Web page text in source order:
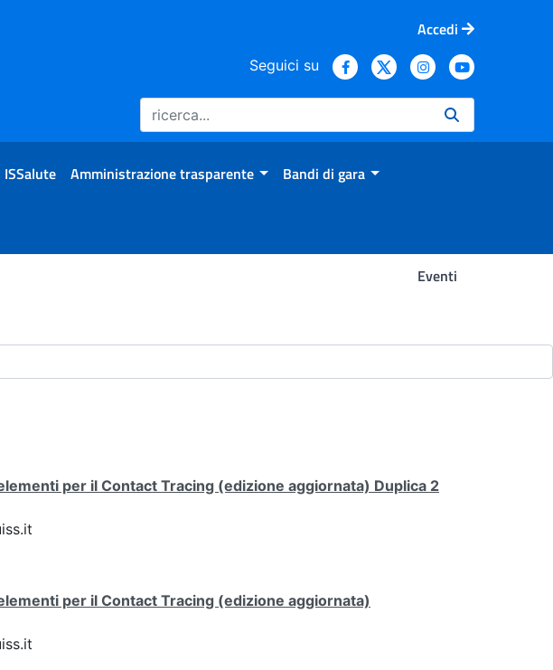
Accedi
Seguici su
ISSalute Amministrazione trasparente Bandi di gara
Eventi
per il Contact Tracing (edizione aggiornata) Duplica 2
per il Contact Tracing (edizione aggiornata)